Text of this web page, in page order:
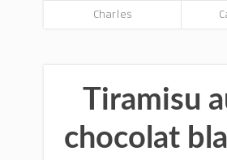
Charles
Tiramisu
chocolat